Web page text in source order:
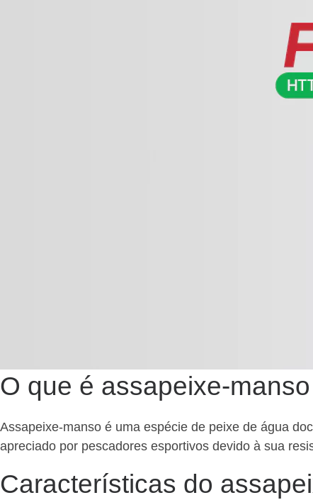
O que é assapeixe-manso
Assapeixe-manso é uma espécie de peixe de água
apreciado por pescadores esportivos devido à sua
Características do